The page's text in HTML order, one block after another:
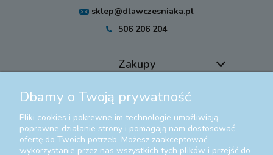
sklep@dlawczesniaka.pl
506 206 204
Zakupy
Pomoc
Moje konto
Dbamy o Twoją prywatność
Pliki cookies i pokrewne im technologie umożliwiają
poprawne działanie strony i pomagają nam dostosować
ofertę do Twoich potrzeb. Możesz zaakceptować
wykorzystanie przez nas wszystkich tych plików i przejść do